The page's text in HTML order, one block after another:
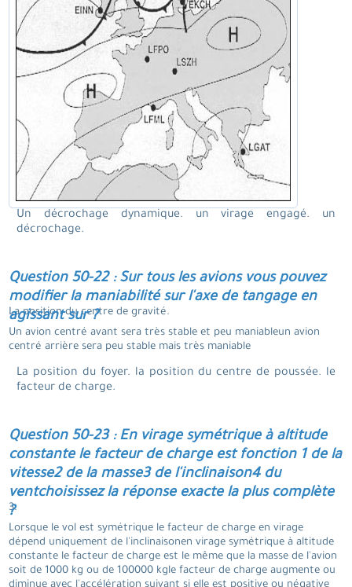
Un décrochage dynamique. un virage engagé. un
décrochage.
Question 50-22 : Sur tous les avions vous pouvez
modifier la maniabilité sur l'axe de tangage en
agissant sur ?
La position du centre de gravité.
Un avion centré avant sera très stable et peu maniableun avion
centré arrière sera peu stable mais très maniable
La position du foyer. la position du centre de poussée. le
facteur de charge.
Question 50-23 : En virage symétrique à altitude
constante le facteur de charge est fonction 1 de la
vitesse2 de la masse3 de l'inclinaison4 du
ventchoisissez la réponse exacte la plus complète
?
3.
Lorsque le vol est symétrique le facteur de charge en virage
dépend uniquement de l'inclinaisonen virage symétrique à altitude
constante le facteur de charge est le même que la masse de l'avion
soit de 1000 kg ou de 100000 kgle facteur de charge augmente ou